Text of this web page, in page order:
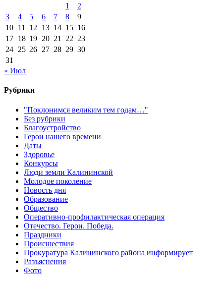
1
2
3
4 5 6 7 8
9
10 11 12 13 14 15 16
17 18 19 20 21 22 23
24 25 26 27 28 29 30
31
« Июл
Рубрики
"Поклонимся великим тем годам…"
Без рубрики
Благоустройство
Герои нашего времени
Даты
Здоровье
Конкурсы
Люди земли Калининской
Молодое поколение
Новость дня
Образование
Общество
Оперативно-профилактическая операция
Отечество. Герои. Победа.
Праздники
Происшествия
Прокуратура Калининского района информирует
Разъяснения
Фото